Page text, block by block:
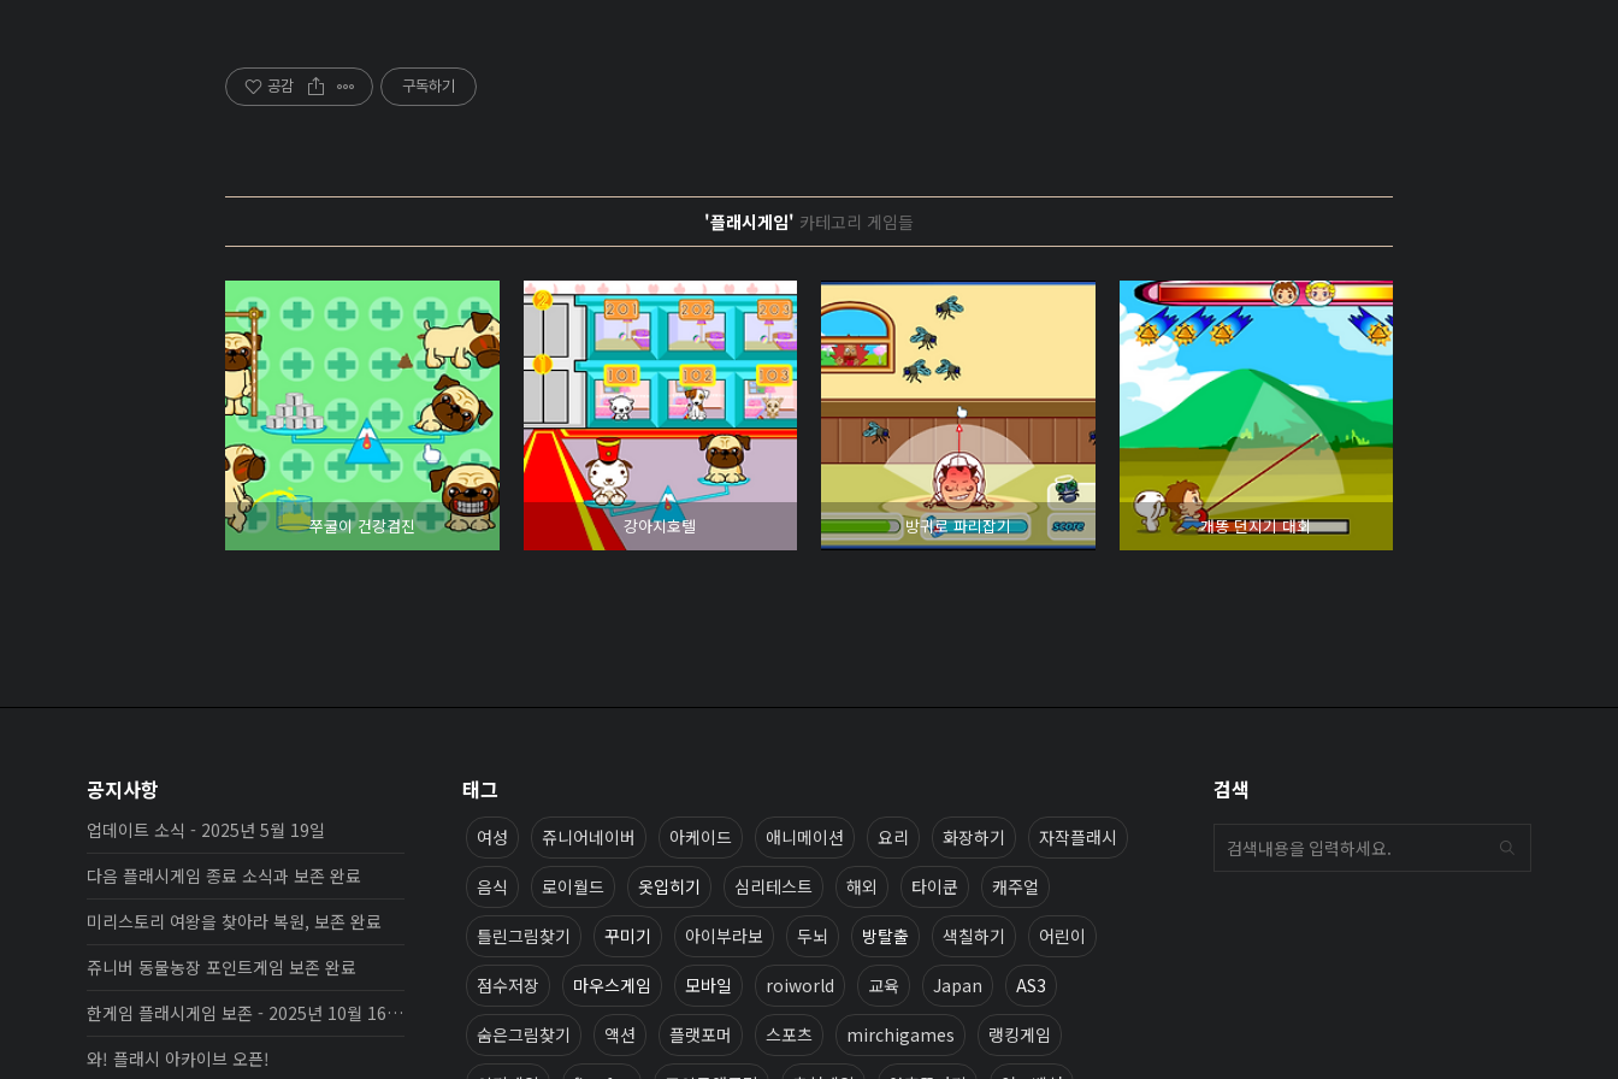
공감 구독하기
'플래시게임' 카테고리 게임들
쭈굴이 건강검진 강아지호텔 방귀로 파리잡기 개똥 던지기 대회
공지사항
업데이트 소식 - 2025년 5월 19일
다음 플래시게임 종료 소식과 보존 완료
미리스토리 여왕을 찾아라 복원, 보존 완료
쥬니버 동물농장 포인트게임 보존 완료
한게임 플래시게임 보존 - 2025년 10월 16일 업데이트
와! 플래시 아카이브 오픈!
태그
여성 쥬니어네이버 아케이드 애니메이션 요리 화장하기 자작플래시
음식 로이월드 옷입히기 심리테스트 해외 타이쿤 캐주얼
틀린그림찾기 꾸미기 아이부라보 두뇌 방탈출 색칠하기 어린이
점수저장 마우스게임 모바일 roiworld 교육 Japan AS3
숨은그림찾기 액션 플랫포머 스포츠 mirchigames 랭킹게임
검색